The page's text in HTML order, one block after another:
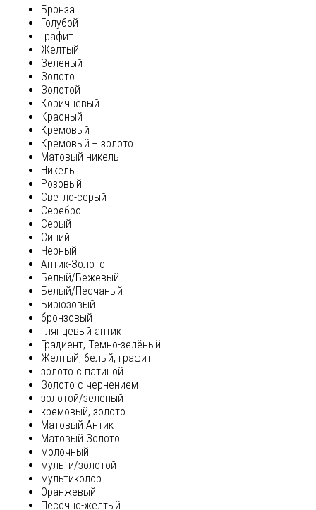
Бронза
Голубой
Графит
Желтый
Зеленый
Золото
Золотой
Коричневый
Красный
Кремовый
Кремовый + золото
Матовый никель
Никель
Розовый
Светло-серый
Серебро
Серый
Синий
Черный
Антик-Золото
Белый/Бежевый
Белый/Песчаный
Бирюзовый
бронзовый
глянцевый антик
Градиент, Темно-зелёный
Желтый, белый, графит
золото с патиной
Золото с чернением
золотой/зеленый
кремовый, золото
Матовый Антик
Матовый Золото
молочный
мульти/золотой
мультиколор
Оранжевый
Песочно-желтый